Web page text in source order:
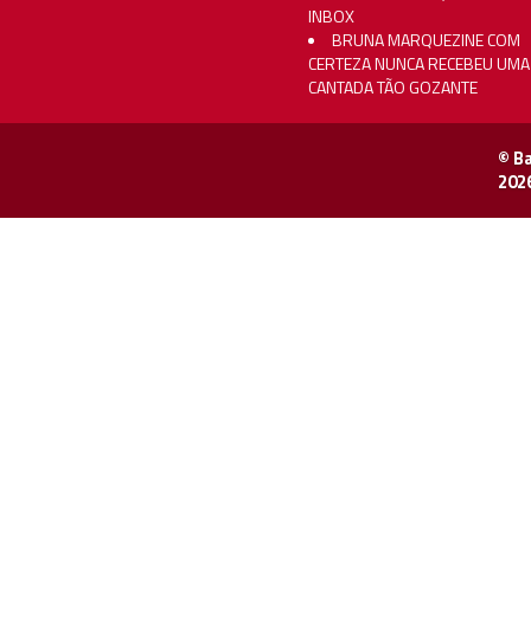
INBOX
BRUNA MARQUEZINE COM
CERTEZA NUNCA RECEBEU UMA
CANTADA TÃO GOZANTE
©